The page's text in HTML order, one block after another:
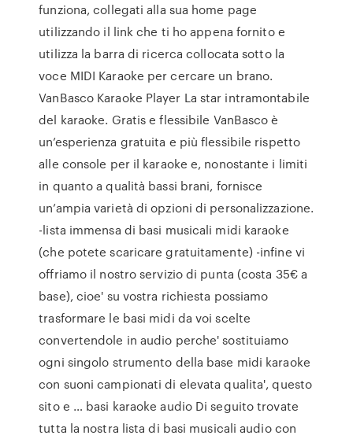
funziona, collegati alla sua home page
utilizzando il link che ti ho appena fornito e
utilizza la barra di ricerca collocata sotto la
voce MIDI Karaoke per cercare un brano.
VanBasco Karaoke Player La star intramontabile
del karaoke. Gratis e flessibile VanBasco è
un’esperienza gratuita e più flessibile rispetto
alle console per il karaoke e, nonostante i limiti
in quanto a qualità bassi brani, fornisce
un’ampia varietà di opzioni di personalizzazione.
-lista immensa di basi musicali midi karaoke
(che potete scaricare gratuitamente) -infine vi
offriamo il nostro servizio di punta (costa 35€ a
base), cioe' su vostra richiesta possiamo
trasformare le basi midi da voi scelte
convertendole in audio perche' sostituiamo
ogni singolo strumento della base midi karaoke
con suoni campionati di elevata qualita', questo
sito e … basi karaoke audio Di seguito trovate
tutta la nostra lista di basi musicali audio con